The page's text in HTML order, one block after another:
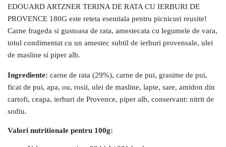
EDOUARD ARTZNER TERINA DE RATA CU IERBURI DE
PROVENCE 180G este reteta esentiala pentru picnicuri reusite!
Carne frageda si gustoasa de rata, amestecata cu legumele de vara,
totul condimentat cu un amestec subtil de ierburi provensale, ulei
de masline si piper alb.
Ingrediente: carne de rata (29%), carne de pui, grasime de pui,
ficat de pui, apa, ou, rosii, ulei de masline, lapte, sare, amidon din
cartofi, ceapa, ierburi de Provence, piper alb, conservant: nitrit de
sodiu.
Valori nutritionale pentru 100g: